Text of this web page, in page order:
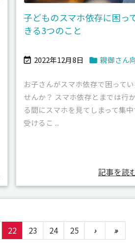
子どものスマホ依存に困っ
きる3つのこと
 2022年12月8日  親御さん
お子さんがスマホ依存で困って
せんか？ スマホ依存とまでは行
る間にスマホを見てしまって集
受けるこ ...
記事を読
22 23 24 25 › »